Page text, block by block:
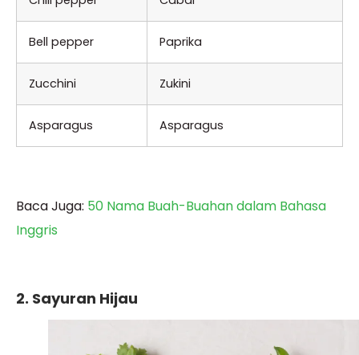
Bell pepper Paprika
Zucchini Zukini
Asparagus Asparagus
Baca Juga: 50 Nama Buah-Buahan dalam Bahasa
Inggris
2. Sayuran Hijau